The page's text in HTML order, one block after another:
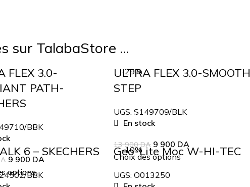
sur TalabaStore ...
FLEX 3.0-
PATH-
BBK
9 900 DA
options
-29%
ULTRA FLEX 3.0-SMOOTH
STEP
UGS: S149709/BLK
En stock
13 900DA 9 900 DA
Choix des options
6 – SKECHERS
BBK
-10%
Geo-Lite Moc W-HI-TEC
UGS: O013250